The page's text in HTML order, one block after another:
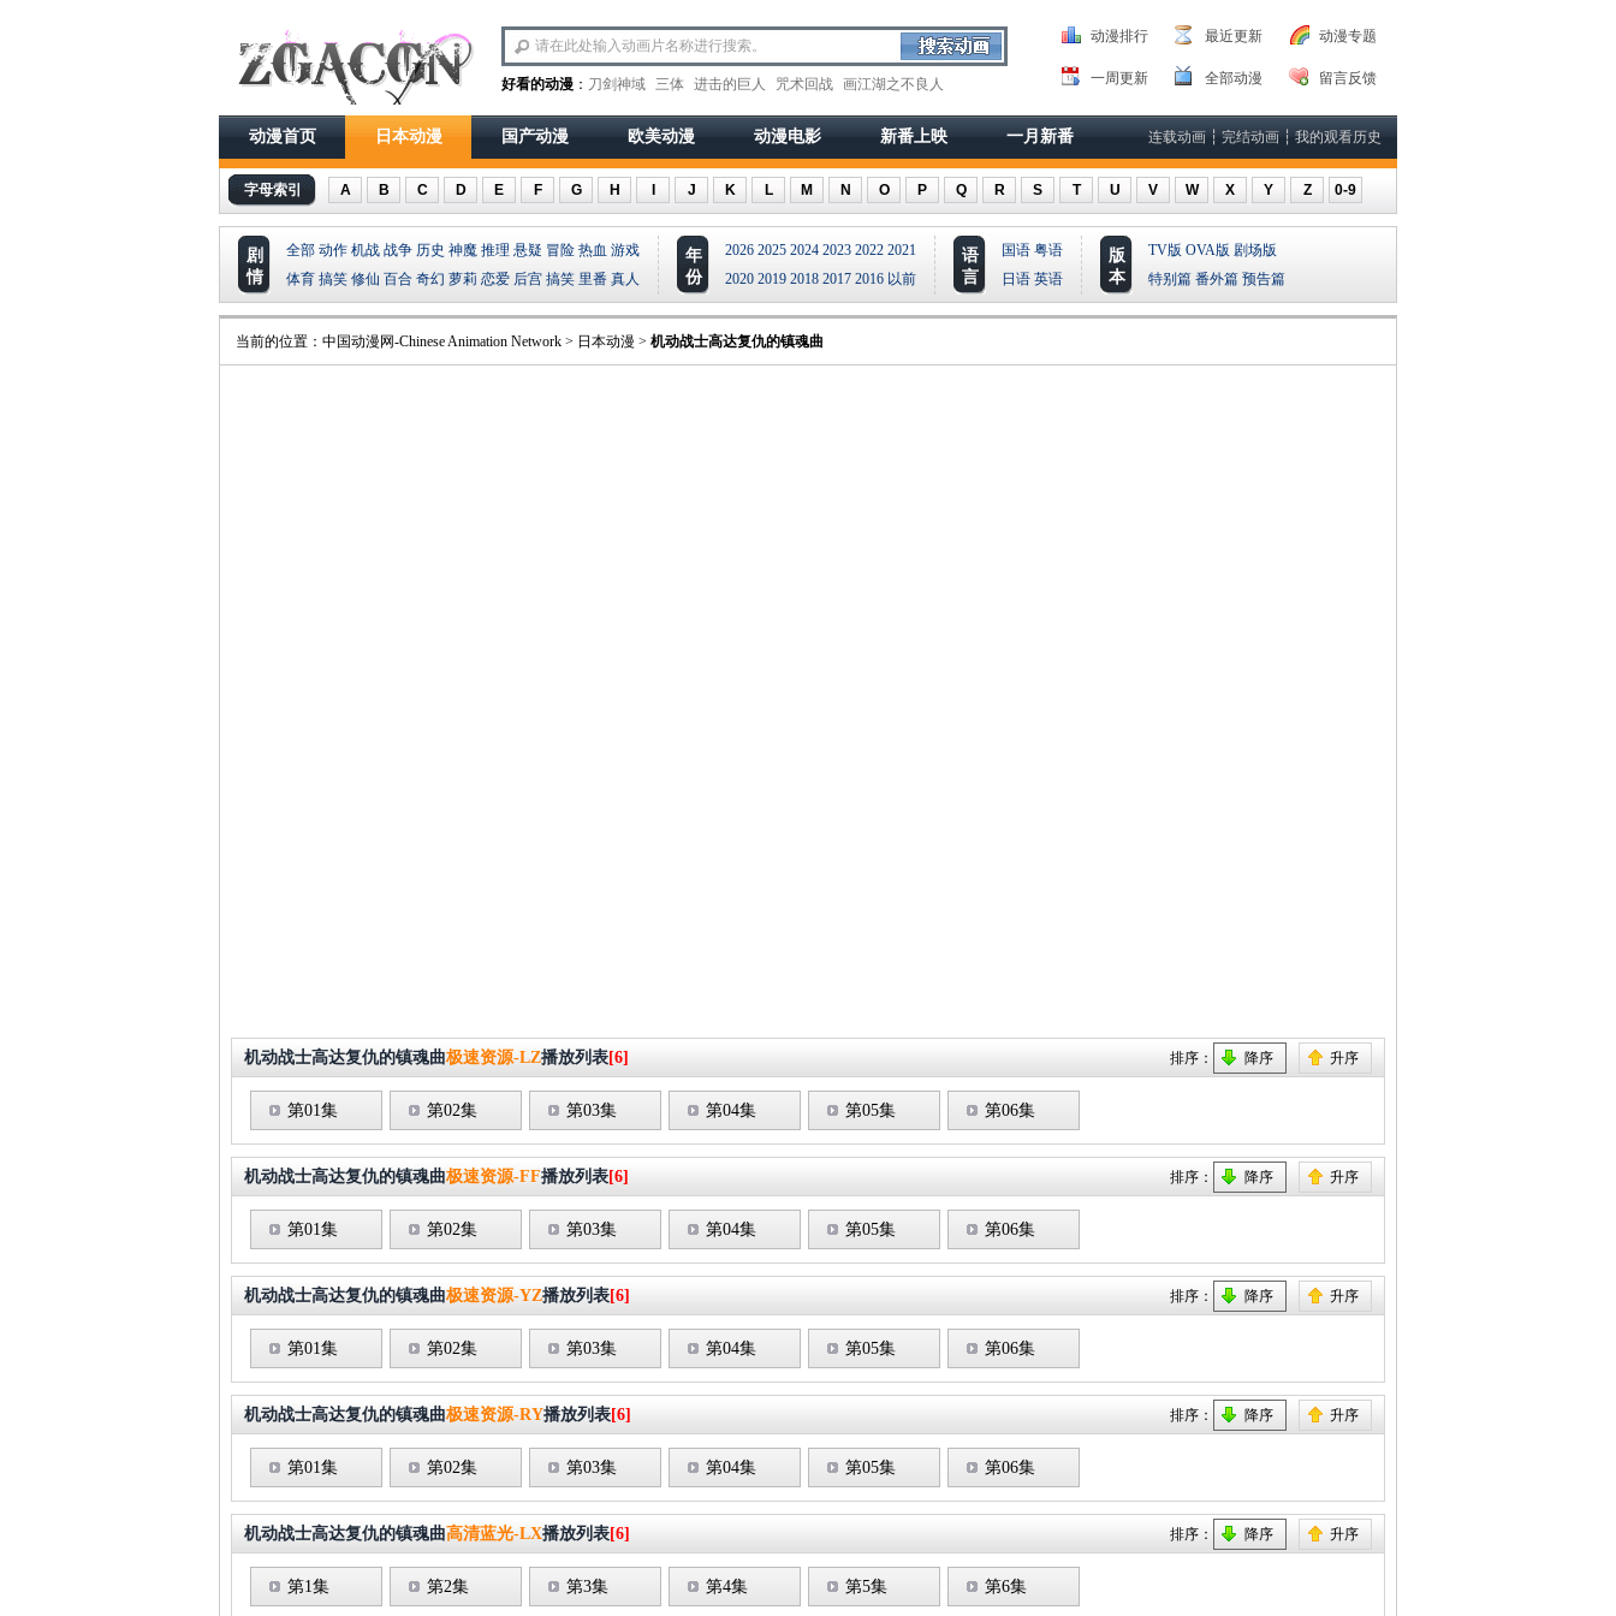
好看的动漫 ： 刀剑神域 三体 进击的巨人 咒术回战 画江湖之不良人
动漫排行 最近更新 动漫专题
一周更新 全部动漫 留言反馈
动漫首页 日本动漫 国产动漫 欧美动漫 动漫电影 新番上映 一月新番 连载动画 ┆ 完结动画 ┆ 我的观看历史
字母索引 A B C D E F G H J K L M N O P Q R S T U V W X Y Z 0-9
剧
情
全部 动作 机战 战争 历史 神魔 推理 悬疑 冒险 热血 游戏
体育 搞笑 修仙 百合 奇幻 萝莉 恋爱 后宫 搞笑 里番 真人
年
份
2026 2025 2024 2023 2022 2021
2020 2019 2018 2017 2016 以前
语
言
国语 粤语
日语 英语
版
本
TV版 OVA版 剧场版
特别篇 番外篇 预告篇
当前的位置： 中国动漫网-Chinese Animation Network > 日本动漫 > 机动战士高达复仇的镇魂曲
机动战士高达复仇的镇魂曲极速资源-LZ播放列表[6] 排序： 降序 升序
第01集 第02集 第03集 第04集 第05集 第06集
机动战士高达复仇的镇魂曲极速资源-FF播放列表[6] 排序： 降序 升序
第01集 第02集 第03集 第04集 第05集 第06集
机动战士高达复仇的镇魂曲极速资源-YZ播放列表[6] 排序： 降序 升序
第01集 第02集 第03集 第04集 第05集 第06集
机动战士高达复仇的镇魂曲极速资源-RY播放列表[6] 排序： 降序 升序
第01集 第02集 第03集 第04集 第05集 第06集
机动战士高达复仇的镇魂曲高清蓝光-LX播放列表[6] 排序： 降序 升序
第1集 第2集 第3集 第4集 第5集 第6集